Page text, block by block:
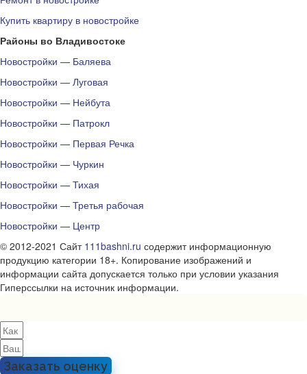
Купить квартиру в новостройке
Районы во Владивостоке
Новостройки — Баляева
Новостройки — Луговая
Новостройки — Нейбута
Новостройки — Патрокл
Новостройки — Первая Речка
Новостройки — Чуркин
Новостройки — Тихая
Новостройки — Третья рабочая
Новостройки — Центр
© 2012-2021 Сайт 111bashni.ru содержит информационную
продукцию категории 18+. Копирование изображений и
информации сайта допускается только при условии указания
Гиперссылки на источник информации.
Заказать оценку